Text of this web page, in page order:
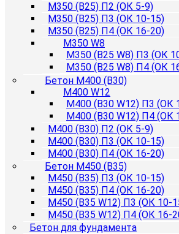
М350 (B25) П2 (ОК 5-9)
М350 (B25) П3 (ОК 10-15)
М350 (B25) П4 (ОК 16-20)
М350 W8
М350 (B25 W8) П3 (ОК
М350 (B25 W8) П4 (ОК
Бетон М400 (B30)
М400 W12
М400 (B30 W12) П3 (ОК
М400 (B30 W12) П4 (ОК
М400 (B30) П2 (ОК 5-9)
М400 (B30) П3 (ОК 10-15)
М400 (B30) П4 (ОК 16-20)
Бетон М450 (B35)
М450 (B35) П3 (ОК 10-15)
М450 (B35) П4 (ОК 16-20)
М450 (B35 W12) П3 (ОК 10-
М450 (B35 W12) П4 (ОК 16-
Бетон для фундамента